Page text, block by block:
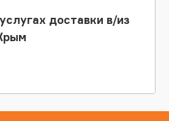
доставки в/из